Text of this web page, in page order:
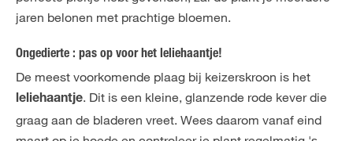
jaren belonen met prachtige bloemen.
Ongedierte : pas op voor het leliehaantje!
De meest voorkomende plaag bij keizerskroon is het
leliehaantje. Dit is een kleine, glanzende rode kever die
graag aan de bladeren vreet. Wees daarom vanaf eind